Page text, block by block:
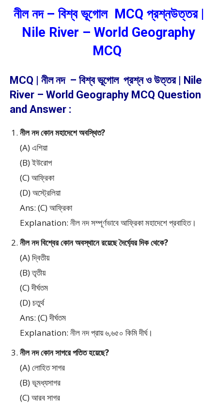
নীল নদ – বিশ্ব ভূগোল MCQ প্রশ্নউত্তর |
Nile River – World Geography
MCQ
MCQ | নীল নদ – বিশ্ব ভূগোল প্রশ্ন ও উত্তর | Nile
River – World Geography MCQ Question
and Answer :
নীল নদ কোন মহাদেশে অবস্থিত?
(A) এশিয়া
(B) ইউরোপ
(C) আফ্রিকা
(D) অস্ট্রেলিয়া
Ans: (C) আফ্রিকা
Explanation: নীল নদ সম্পূর্ণভাবে আফ্রিকা মহাদেশে প্রবাহিত।
নীল নদ বিশ্বের কোন অবস্থানে রয়েছে দৈর্ঘ্যের দিক থেকে?
(A) দ্বিতীয়
(B) তৃতীয়
(C) দীর্ঘতম
(D) চতুর্থ
Ans: (C) দীর্ঘতম
Explanation: নীল নদ প্রায় ৬,৬৫০ কিমি দীর্ঘ।
নীল নদ কোন সাগরে পতিত হয়েছে?
(A) লোহিত সাগর
(B) ভূমধ্যসাগর
(C) আরব সাগর